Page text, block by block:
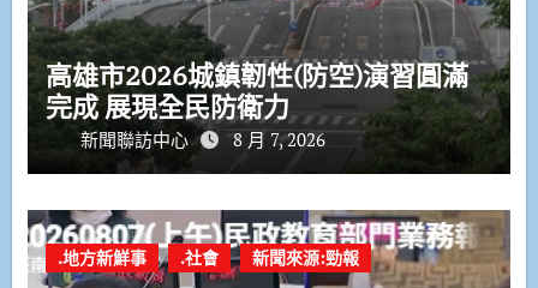
高雄市2026城鎮韌性(防空)演習圓滿
完成 展現全民防衛力
新聞聯訪中心 8 月 7, 2026
.地方新鮮事 .社會 新聞來源:勁報